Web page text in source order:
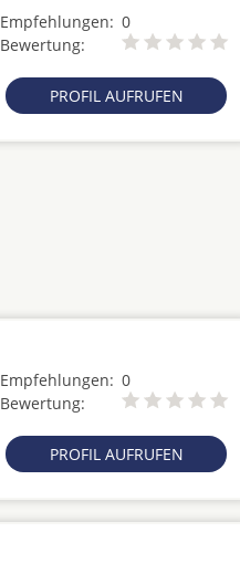
Empfehlungen: 0
Bewertung:
PROFIL AUFRUFEN
Empfehlungen: 0
Bewertung:
PROFIL AUFRUFEN